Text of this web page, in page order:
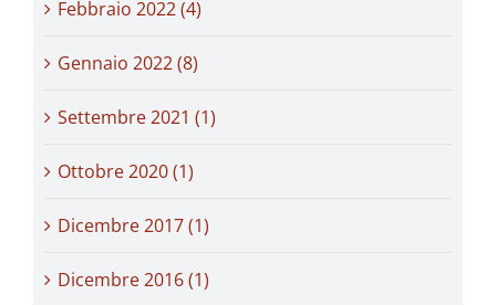
Febbraio 2022 (4)
Gennaio 2022 (8)
Settembre 2021 (1)
Ottobre 2020 (1)
Dicembre 2017 (1)
Dicembre 2016 (1)